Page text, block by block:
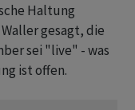
Haltung
gesagt, die
sei "live" - was
ist offen.